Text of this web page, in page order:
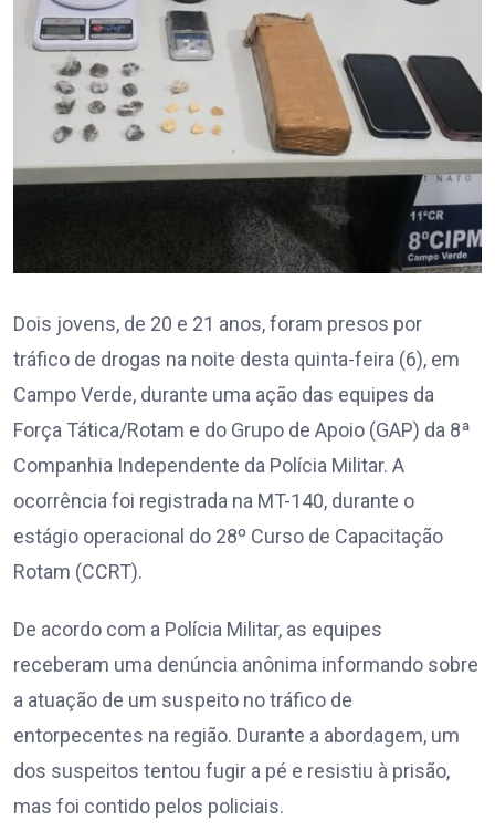
Dois jovens, de 20 e 21 anos, foram presos por
tráfico de drogas na noite desta quinta-feira (6), em
Campo Verde, durante uma ação das equipes da
Força Tática/Rotam e do Grupo de Apoio (GAP) da 8ª
Companhia Independente da Polícia Militar. A
ocorrência foi registrada na MT-140, durante o
estágio operacional do 28º Curso de Capacitação
Rotam (CCRT).
De acordo com a Polícia Militar, as equipes
receberam uma denúncia anônima informando sobre
a atuação de um suspeito no tráfico de
entorpecentes na região. Durante a abordagem, um
dos suspeitos tentou fugir a pé e resistiu à prisão,
mas foi contido pelos policiais.